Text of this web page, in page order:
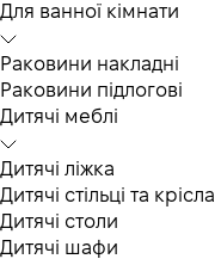
Для ванної кімнати
Раковини накладні
Раковини підлогові
Дитячі меблі
Дитячі ліжка
Дитячі стільці та крісла
Дитячі столи
Дитячі шафи